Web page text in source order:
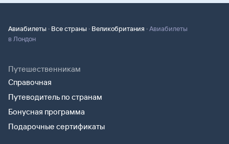
Авиабилеты · Все страны · Великобритания ·Авиабилеты
в Лондон
Путешественникам
Справочная
Путеводитель по странам
Бонусная программа
Подарочные сертификаты